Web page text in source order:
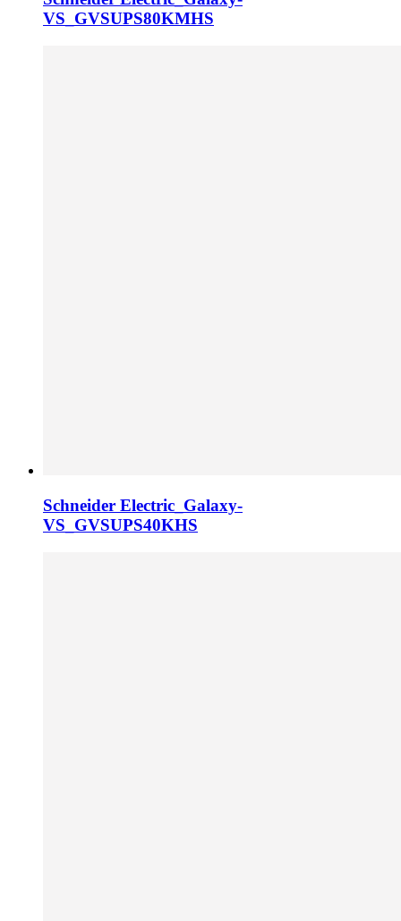
VS_GVSUPS80KMHS
Schneider Electric_Galaxy-
VS_GVSUPS40KHS